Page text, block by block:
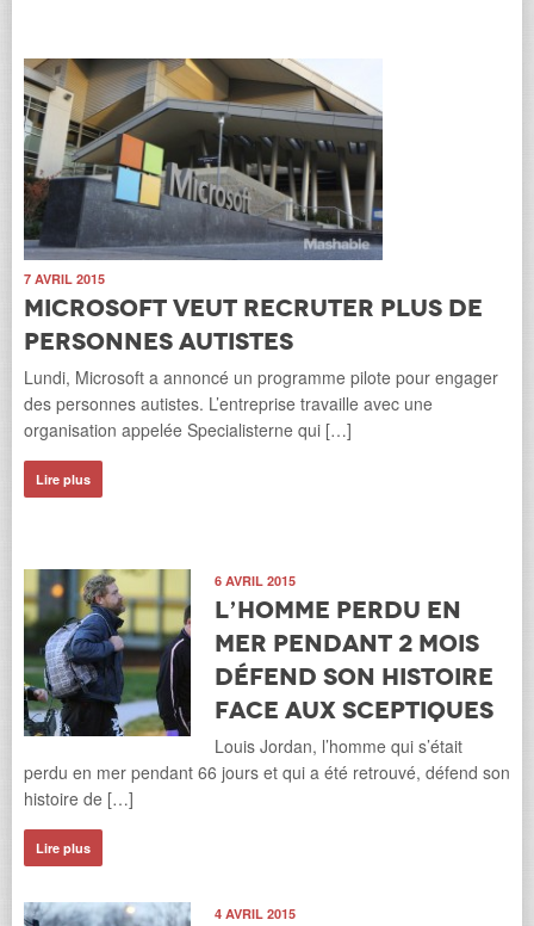
7 AVRIL 2015
Microsoft veut recruter plus de
personnes autistes
Lundi, Microsoft a annoncé un programme pilote pour engager
des personnes autistes. L’entreprise travaille avec une
organisation appelée Specialisterne qui […]
Lire plus
6 AVRIL 2015
L’homme perdu en
mer pendant 2 mois
défend son histoire
face aux sceptiques
Louis Jordan, l’homme qui s’était
perdu en mer pendant 66 jours et qui a été retrouvé, défend son
histoire de […]
Lire plus
4 AVRIL 2015